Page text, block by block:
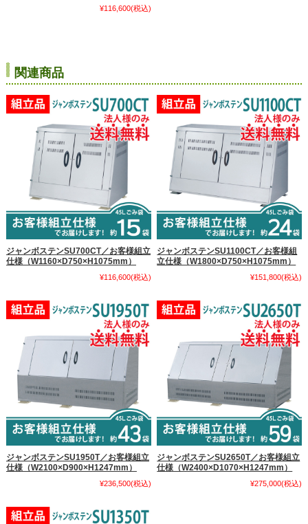
¥116,600(税込)
関連商品
ジャンボステンSU700CT／お客様組立
仕様（W1160×D750×H1075mm）
¥116,600(税込)
ジャンボステンSU1100CT／お客様組
立仕様（W1800×D750×H1075mm）
¥151,800(税込)
ジャンボステンSU1950T／お客様組立
仕様（W2100×D900×H1247mm）
¥236,500(税込)
ジャンボステンSU2650T／お客様組立
仕様（W2400×D1070×H1247mm）
¥275,000(税込)